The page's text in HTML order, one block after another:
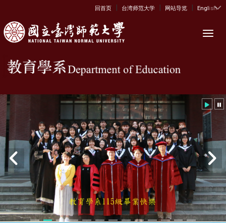
:::
回首页 | 台湾师范大学 | 网站导览 | English